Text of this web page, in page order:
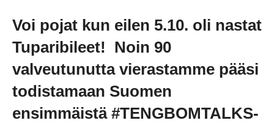
Voi pojat kun eilen 5.10. oli nastat
Tuparibileet! Noin 90
valveutunutta vierastamme pääsi
todistamaan Suomen
ensimmäistä #TENGBOMTALKS-